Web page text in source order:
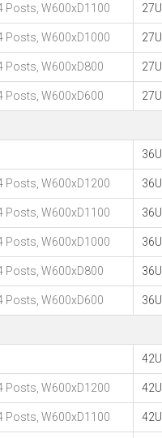
Posts, W600xD1100 27U
Posts, W600xD1000 27U
Posts, W600xD800 27U
Posts, W600xD600 27U
36U
Posts, W600xD1200 36U
Posts, W600xD1100 36U
Posts, W600xD1000 36U
Posts, W600xD800 36U
Posts, W600xD600 36U
42U
Posts, W600xD1200 42U
Posts, W600xD1100 42U